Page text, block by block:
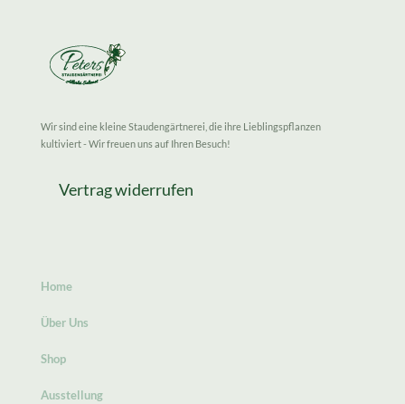
Wir sind eine kleine Staudengärtnerei, die ihre Lieblingspflanzen
kultiviert - Wir freuen uns auf Ihren Besuch!
Vertrag widerrufen
Home
Über Uns
Shop
Ausstellung